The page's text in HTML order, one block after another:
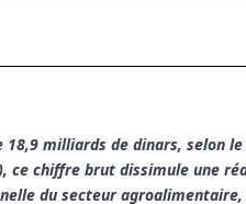
18,9 milliards de dinars, selon
ce chiffre brut dissimule une
du secteur